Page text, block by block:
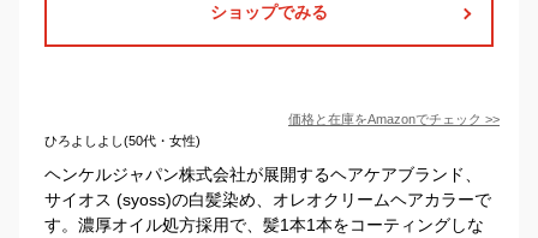
ショップでみる
価格と在庫をAmazonでチェック >>
ひろよしよし(50代・女性)
ヘンケルジャパン株式会社が展開するヘアケアブランド、
サイオス (syoss)の白髪染め、オレオクリームヘアカラーで
す。濃厚オイル処方採用で、髪1本1本をコーティングしな